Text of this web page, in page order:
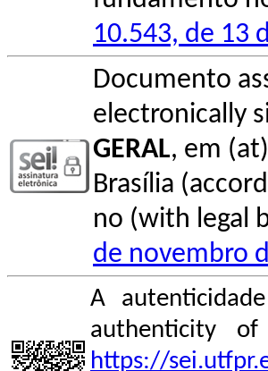
10.543, de 13
Documento
electronically
GERAL, em
Brasília
no (with legal
de novembro
A
authenticity
https://